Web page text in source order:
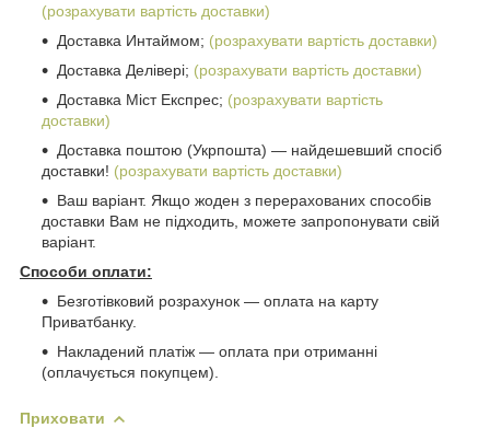
(розрахувати вартість доставки)
Доставка Интаймом; (розрахувати вартість доставки)
Доставка Делівері; (розрахувати вартість доставки)
Доставка Міст Експрес; (розрахувати вартість
доставки)
Доставка поштою (Укрпошта) ― найдешевший спосіб
доставки! (розрахувати вартість доставки)
Ваш варіант. Якщо жоден з перерахованих способів
доставки Вам не підходить, можете запропонувати свій
варіант.
Способи оплати:
Безготівковий розрахунок ― оплата на карту
Приватбанку.
Накладений платіж ― оплата при отриманні
(оплачується покупцем).
Приховати